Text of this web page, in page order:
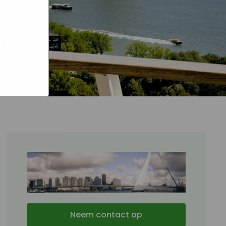
Neem contact op
Er